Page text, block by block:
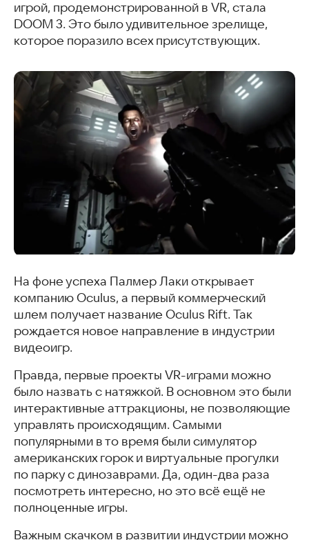
игрой, продемонстрированной в VR, стала
DOOM 3. Это было удивительное зрелище,
которое поразило всех присутствующих.
На фоне успеха Палмер Лаки открывает
компанию Oculus, а первый коммерческий
шлем получает название Oculus Rift. Так
рождается новое направление в индустрии
видеоигр.
Правда, первые проекты VR-играми можно
было назвать с натяжкой. В основном это были
интерактивные аттракционы, не позволяющие
управлять происходящим. Самыми
популярными в то время были симулятор
американских горок и виртуальные прогулки
по парку с динозаврами. Да, один-два раза
посмотреть интересно, но это всё ещё не
полноценные игры.
Важным скачком в развитии индустрии можно